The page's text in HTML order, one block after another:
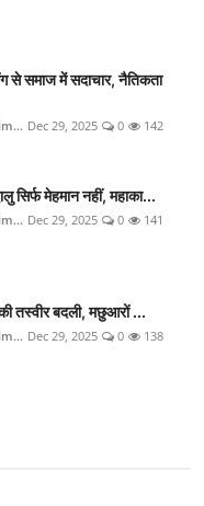
से समाज में सदाचार, नैतिकता
Dec 29, 2025 0 142
सिर्फ मेहमान नहीं, महाका...
Dec 29, 2025 0 141
तस्वीर बदली, मछुआरों ...
Dec 29, 2025 0 138